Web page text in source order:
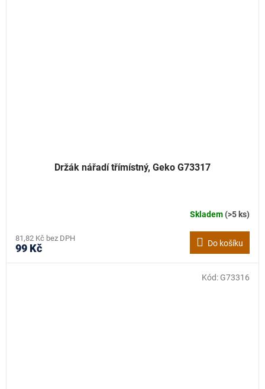
Držák nářadí třímístný, Geko G73317
Skladem(>5 ks)
81,82 Kč bez DPH
99 Kč Do košíku
Kód: G73316